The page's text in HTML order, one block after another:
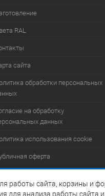
RAL
сайта
обработки персональных
на обработку
данных
использования cookie
оферта
работы сайта, корзины и
для анализа работы